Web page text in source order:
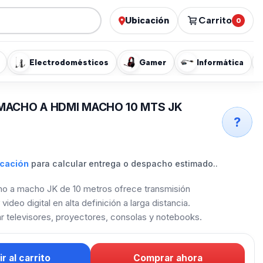
Ubicación Carrito 0
Electrodomésticos Gamer Informática
A HDMI MACHO 10 MTS JK
para calcular entrega o despacho estimado..
a macho JK de 10 metros ofrece transmisión
digital en alta definición a larga distancia.
televisores, proyectores, consolas y notebooks.
al carrito Comprar ahora
?